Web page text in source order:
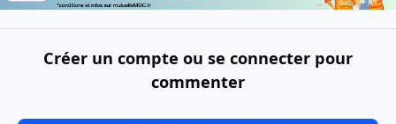
Créer un compte ou se connecter pour
commenter